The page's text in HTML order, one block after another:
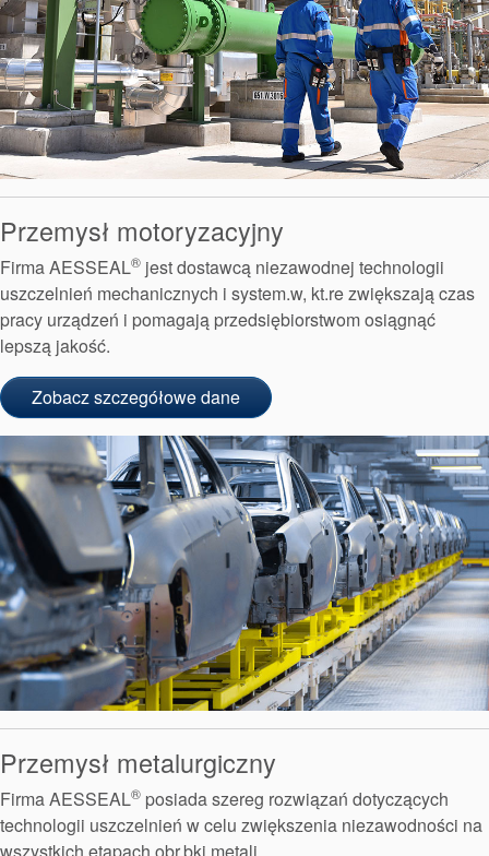
Akademia
przewodniki branżowe
broszury produktów
Przemysł motoryzacyjny
Firma AESSEAL® jest dostawcą niezawodnej technologii
uszczelnień mechanicznych i system.w, kt.re zwiększają czas
pracy urządzeń i pomagają przedsiębiorstwom osiągnąć
lepszą jakość.
Zobacz szczegółowe dane
Przemysł metalurgiczny
Firma AESSEAL® posiada szereg rozwiązań dotyczących
technologii uszczelnień w celu zwiększenia niezawodności na